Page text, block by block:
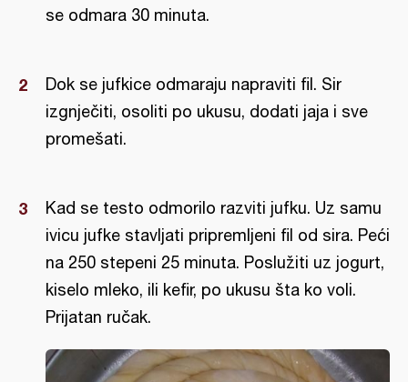
se odmara 30 minuta.
Dok se jufkice odmaraju napraviti fil. Sir
izgnječiti, osoliti po ukusu, dodati jaja i sve
promešati.
Kad se testo odmorilo razviti jufku. Uz samu
ivicu jufke stavljati pripremljeni fil od sira. Peći
na 250 stepeni 25 minuta. Poslužiti uz jogurt,
kiselo mleko, ili kefir, po ukusu šta ko voli.
Prijatan ručak.